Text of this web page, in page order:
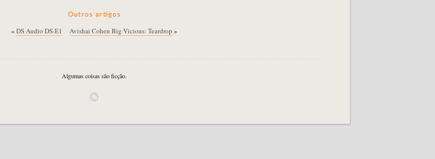
Outros artigos
« DS Audio DS-E1 Avishai Cohen Big Vicious: Teardrop »
Algumas coisas são ficção.